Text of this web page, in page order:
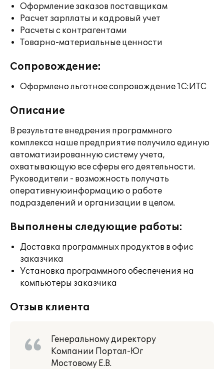
Оформление заказов поставщикам
Расчет зарплаты и кадровый учет
Расчеты с контрагентами
Товарно-материальные ценности
Сопровождение:
Оформлено льготное сопровождение 1С:ИТС
Описание
В результате внедрения программного
комплекса наше предприятие получило единую
автоматизированную систему учета,
охватывающую все сферы его деятельности.
Руководители - возможность получать
оперативнуюинформацию о работе
подразделений и организации в целом.
Выполнены следующие работы:
Доставка программных продуктов в офис
заказчика
Установка программного обеспечения на
компьютеры заказчика
Отзыв клиента
Генеральному директору
Компании Портал-Юг
Мостовому Е.В.